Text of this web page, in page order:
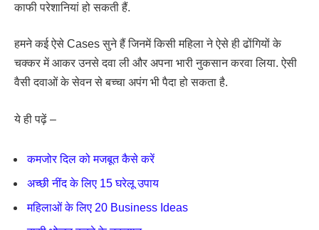
काफी परेशानियां हो सकती हैं.
हमने कई ऐसे Cases सुने हैं जिनमें किसी महिला ने ऐसे ही ढोंगियों के
चक्कर में आकर उनसे दवा ली और अपना भारी नुकसान करवा लिया. ऐसी
वैसी दवाओं के सेवन से बच्चा अपंग भी पैदा हो सकता है.
ये ही पढ़ें –
कमजोर दिल को मजबूत कैसे करें
अच्छी नींद के लिए 15 घरेलू उपाय
महिलाओं के लिए 20 Business Ideas